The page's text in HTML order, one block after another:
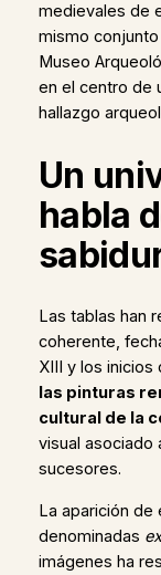
medievales de
mismo
Museo
en el centro de
hallazgo
Un
habla
Las tablas han
coherente,
XIII y los inicios
las pinturas
cultural de la
visual asociado
sucesores.
La aparición
denominadas
imágenes ha